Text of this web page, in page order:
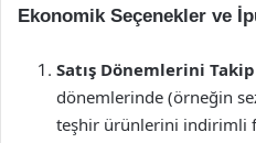
Ekonomik Seçenekler ve
Satış Dönemlerini
dönemlerinde (örneğin
teşhir ürünlerini indirimli